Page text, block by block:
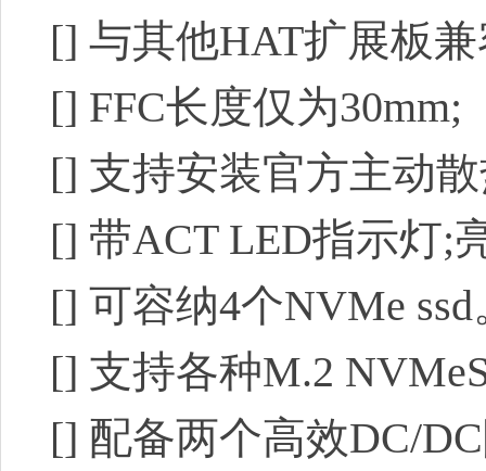
[] 与其他HAT扩展板
[] FFC长度仅为30mm;
[] 支持安装官方主动
[] 带ACT LED指示灯;
[] 可容纳4个NVMe
[] 支持各种M.2
[] 配备两个高效DC/